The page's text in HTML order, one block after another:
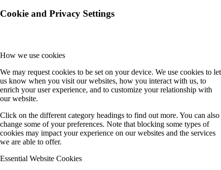
Cookie and Privacy Settings
How we use cookies
We may request cookies to be set on your device. We use cookies to let
us know when you visit our websites, how you interact with us, to
enrich your user experience, and to customize your relationship with
our website.
Click on the different category headings to find out more. You can also
change some of your preferences. Note that blocking some types of
cookies may impact your experience on our websites and the services
we are able to offer.
Essential Website Cookies